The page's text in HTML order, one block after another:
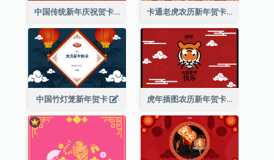
中国传统新年庆祝贺卡 卡通老虎农历新年贺卡
中国竹灯笼新年贺卡 虎年插图农历新年贺卡